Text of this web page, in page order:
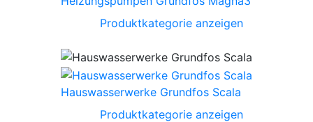
Produktkategorie anzeigen
Hauswasserwerke Grundfos Scala
Produktkategorie anzeigen